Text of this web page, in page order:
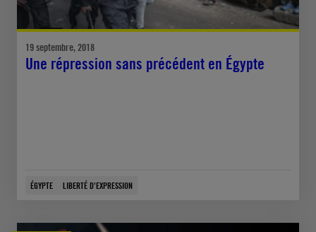
19 septembre, 2018
Une répression sans précédent en Égypte
ÉGYPTE LIBERTÉ D'EXPRESSION